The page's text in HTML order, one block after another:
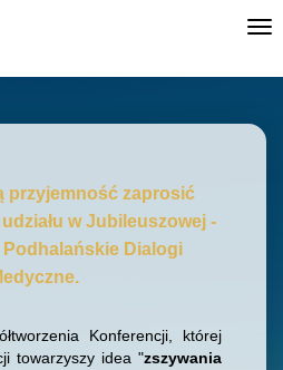
przyjemność zaprosić
w Jubileuszowej -
Dialogi
Konferencji, której
towarzyszy idea "zszywania